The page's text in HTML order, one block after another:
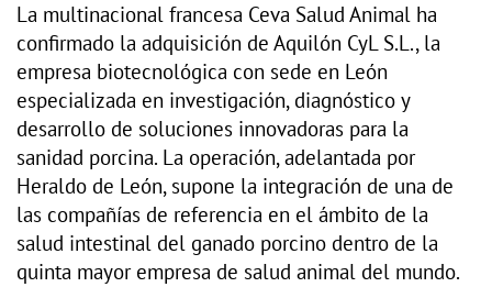
La multinacional francesa Ceva Salud Animal ha
confirmado la adquisición de Aquilón CyL S.L., la
empresa biotecnológica con sede en León
especializada en investigación, diagnóstico y
desarrollo de soluciones innovadoras para la
sanidad porcina. La operación, adelantada por
Heraldo de León, supone la integración de una de
las compañías de referencia en el ámbito de la
salud intestinal del ganado porcino dentro de la
quinta mayor empresa de salud animal del mundo.